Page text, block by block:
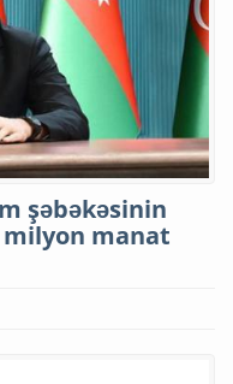
şəbəkəsinin
milyon manat